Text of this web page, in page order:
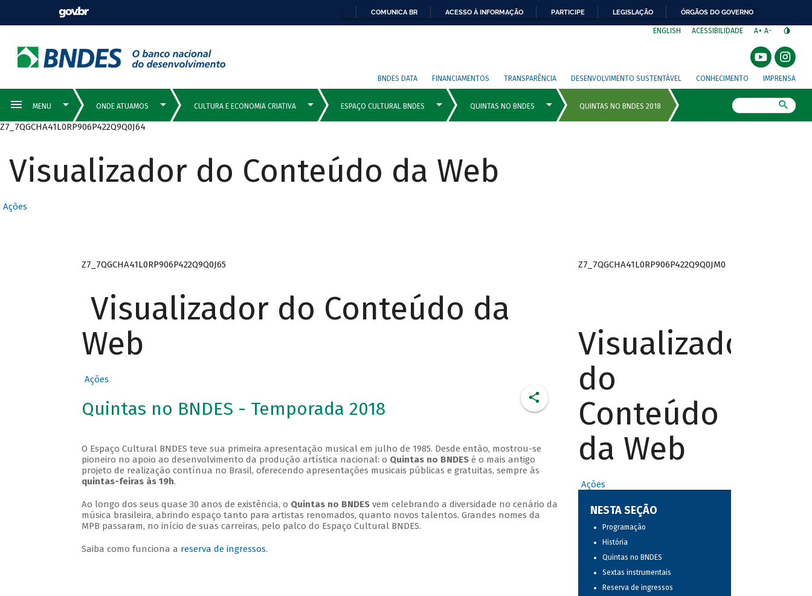
COMUNICA BR ACESSO À INFORMAÇÃO PARTICIPE LEGISLAÇÃO ÓRGÃOS DO GOVERNO
ENGLISH ACESSIBILIDADE A+ A-
BNDES DATA FINANCIAMENTOS TRANSPARÊNCIA DESENVOLVIMENTO SUSTENTÁVEL CONHECIMENTO IMPRENSA
Z7_7QGCHA41L0RP906P422Q9Q0J64
Visualizador do Conteúdo da Web
Ações
Z7_7QGCHA41L0RP906P422Q9Q0J65
Visualizador do Conteúdo da
Web
Ações
Quintas no BNDES - Temporada 2018
O Espaço Cultural BNDES teve sua primeira apresentação musical em julho de 1985. Desde então, mostrou-se
pioneiro no apoio ao desenvolvimento da produção artística nacional: o Quintas no BNDESé o mais antigo
projeto de realização contínua no Brasil, oferecendo apresentações musicais públicas e gratuitas, sempre às
quintas-feiras às 19h.
Ao longo dos seus quase 30 anos de existência, o Quintas no BNDESvem celebrando a diversidade no cenário da
música brasileira, abrindo espaço tanto para artistas renomados, quanto novos talentos. Grandes nomes da
MPB passaram, no início de suas carreiras, pelo palco do Espaço Cultural BNDES.
Saiba como funciona a reserva de ingressos.
Z7_7QGCHA41L0RP906P422Q9Q0JM0
Visualizador
do
Conteúdo
da Web
Ações
NESTA SEÇÃO
Programação
História
Quintas no BNDES
Sextas instrumentais
Reserva de ingressos